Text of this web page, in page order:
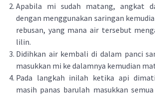
Apabila mi sudah matang, angkat
dengan menggunakan saringan
rebusan, yang mana air tersebut
lilin.
Didihkan air kembali di dalam panci
masukkan mi ke dalamnya kemudian
Pada langkah inilah ketika api
masih panas barulah masukkan